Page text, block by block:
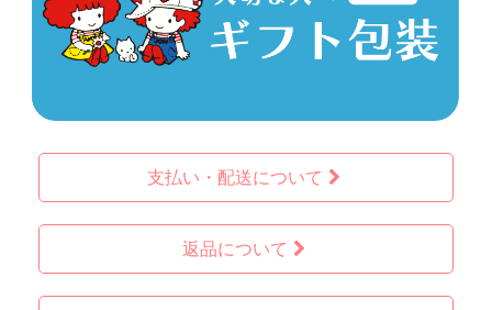
支払い・配送について
返品について